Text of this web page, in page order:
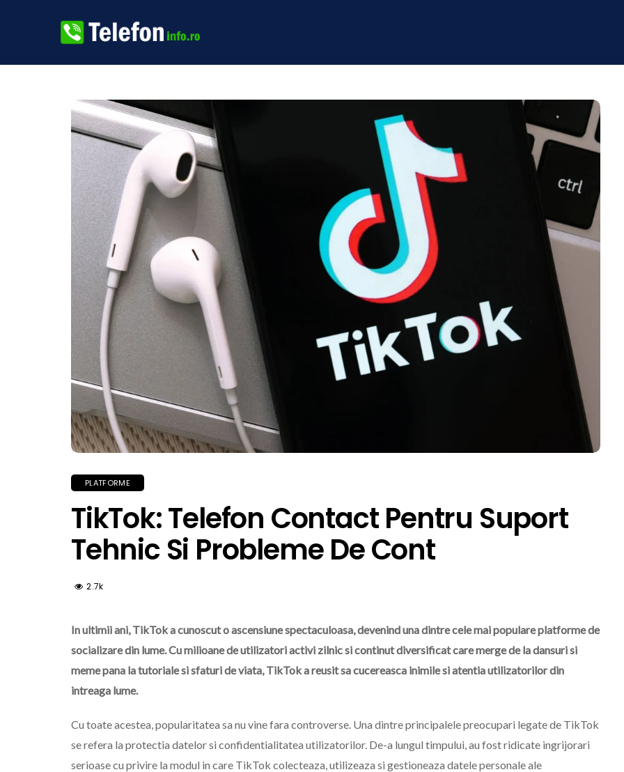
PLATFORME
TikTok: Telefon Contact Pentru Suport
Tehnic Si Probleme De Cont
2.7k
In ultimii ani, TikTok a cunoscut o ascensiune spectaculoasa, devenind una dintre cele mai populare platforme de
socializare din lume. Cu milioane de utilizatori activi zilnic si continut diversificat care merge de la dansuri si
meme pana la tutoriale si sfaturi de viata, TikTok a reusit sa cucereasca inimile si atentia utilizatorilor din
intreaga lume.
Cu toate acestea, popularitatea sa nu vine fara controverse. Una dintre principalele preocupari legate de TikTok
se refera la protectia datelor si confidentialitatea utilizatorilor. De-a lungul timpului, au fost ridicate ingrijorari
serioase cu privire la modul in care TikTok colecteaza, utilizeaza si gestioneaza datele personale ale
UTILITATI